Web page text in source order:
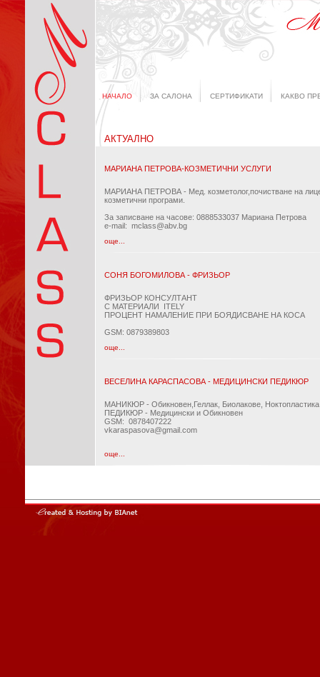
КАКВО
СЕРТИФИКАТИ
ЗА САЛОНА
НАЧАЛО
АКТУАЛНО
МАРИАНА ПЕТРОВА-КОЗМЕТИЧНИ УСЛУГИ
МАРИАНА ПЕТРОВА - Мед. козметолог,почистване на
козметични програми.
За записване на часове: 0888533037 Мариана Петрова
e-mail: mclass@abv.bg
още...
СОНЯ БОГОМИЛОВА - ФРИЗЬОР
ФРИЗЬОР КОНСУЛТАНТ
С МАТЕРИАЛИ ITELY
ПРОЦЕНТ НАМАЛЕНИЕ ПРИ БОЯДИСВАНЕ НА КОСА
GSM: 0879389803
още...
ВЕСЕЛИНА КАРАСПАСОВА - МEДИЦИНСКИ ПЕДИКЮР
МАНИКЮР - Обикновен,Геллак, Биолакове, Ноктопластика
ПЕДИКЮР - Медицински и Обикновен
GSM: 0878407222
vkaraspasova@gmail.com
още...